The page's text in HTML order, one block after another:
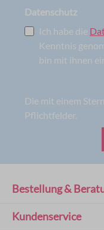
Datenschutz
Ich habe die
Kenntnis
bin mit ihnen
Die mit einem
Pflichtfelder.
Bestellung &
Kundenservice